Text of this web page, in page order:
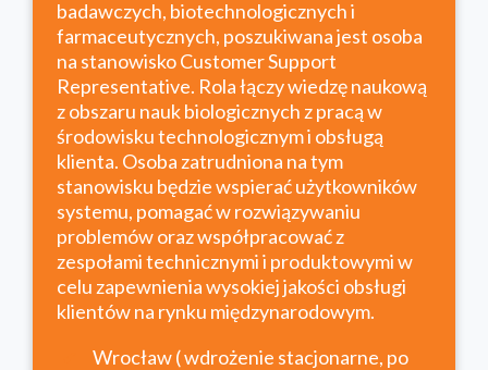
badawczych, biotechnologicznych i
farmaceutycznych, poszukiwana jest osoba
na stanowisko Customer Support
Representative. Rola łączy wiedzę naukową
z obszaru nauk biologicznych z pracą w
środowisku technologicznym i obsługą
klienta. Osoba zatrudniona na tym
stanowisku będzie wspierać użytkowników
systemu, pomagać w rozwiązywaniu
problemów oraz współpracować z
zespołami technicznymi i produktowymi w
celu zapewnienia wysokiej jakości obsługi
klientów na rynku międzynarodowym.
Wrocław ( wdrożenie stacjonarne, po